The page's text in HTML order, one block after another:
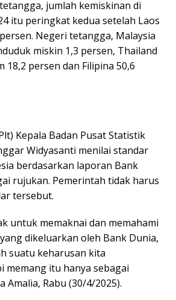
jumlah kemiskinan di
itu peringkat kedua setelah Laos
Negeri tetangga, Malaysia
miskin 1,3 persen, Thailand
18,2 persen dan Filipina 50,6
Kepala Badan Pusat Statistik
Widyasanti menilai standar
berdasarkan laporan Bank
rujukan. Pemerintah tidak harus
tersebut.
untuk memaknai dan memahami
dikeluarkan oleh Bank Dunia,
suatu keharusan kita
memang itu hanya sebagai
Amalia, Rabu (30/4/2025).